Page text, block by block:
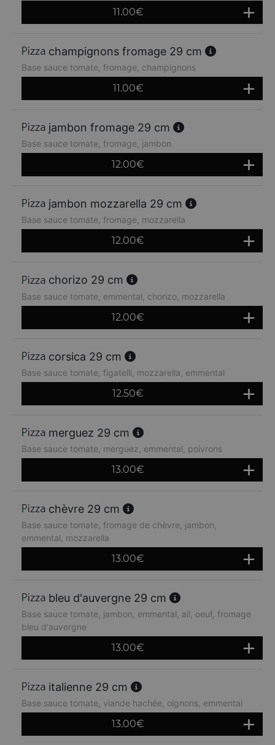
11.00€
champignons fromage 29 cm
Base sauce tomate, fromage, champignons
11.00€
jambon fromage 29 cm
Base sauce tomate, fromage, jambon
12.00€
jambon mozzarella 29 cm
Base sauce tomate, fromage, mozzarella
12.00€
chorizo 29 cm
Base sauce tomate, emmental, chorizo, mozzarella
12.00€
corsica 29 cm
Base sauce tomate, figatelli, mozzarella, emmental
12.50€
merguez 29 cm
Base sauce tomate, merguez, emmental, poivrons
13.00€
chèvre 29 cm
Base sauce tomate, fromage de chèvre, jambon,
emmental, mozzarella
13.00€
bleu d'auvergne 29 cm
Base sauce tomate, jambon, emmental, ail, oeuf, fromage
bleu d'auvergne
13.00€
italienne 29 cm
Base sauce tomate, viande hachée, oignons, emmental
13.00€